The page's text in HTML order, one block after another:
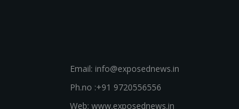
Email: info@exposednews.in
Ph.no :+91 9720556556
Web: www.exposednews.in